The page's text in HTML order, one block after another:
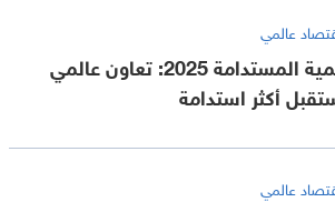
عالمي
التنمية المستدامة 2025: تعاون عالمي
أكثر استدامة
عالمي